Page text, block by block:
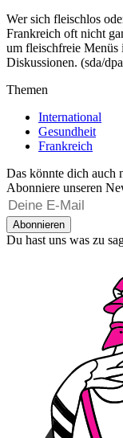
Wer sich fleischlos
Frankreich oft nicht
um fleischfreie Menüs
Diskussionen. (sda/
Themen
International
Gesundheit
Frankreich
Das könnte dich auch
Abonniere unseren
Abonnieren
Du hast uns was zu